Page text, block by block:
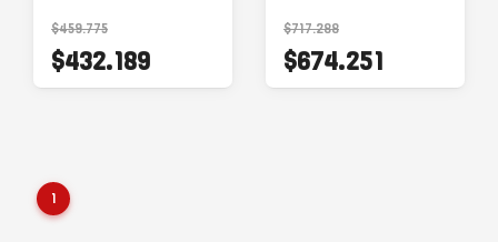
$459.775
$432.189
$717.288
$674.251
1